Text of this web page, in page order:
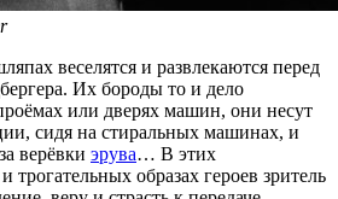
веселятся и развлекаются перед
Их бороды то и дело
или дверях машин, они несут
сидя на стиральных машинах, и
верёвки эрува… В этих
трогательных образах героев зритель